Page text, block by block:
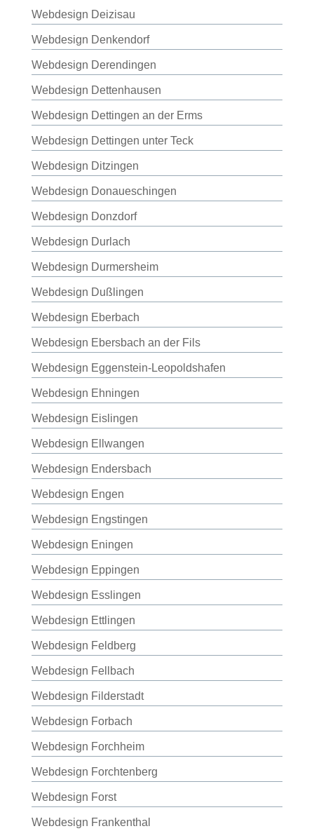
Webdesign Deizisau
Webdesign Denkendorf
Webdesign Derendingen
Webdesign Dettenhausen
Webdesign Dettingen an der Erms
Webdesign Dettingen unter Teck
Webdesign Ditzingen
Webdesign Donaueschingen
Webdesign Donzdorf
Webdesign Durlach
Webdesign Durmersheim
Webdesign Dußlingen
Webdesign Eberbach
Webdesign Ebersbach an der Fils
Webdesign Eggenstein-Leopoldshafen
Webdesign Ehningen
Webdesign Eislingen
Webdesign Ellwangen
Webdesign Endersbach
Webdesign Engen
Webdesign Engstingen
Webdesign Eningen
Webdesign Eppingen
Webdesign Esslingen
Webdesign Ettlingen
Webdesign Feldberg
Webdesign Fellbach
Webdesign Filderstadt
Webdesign Forbach
Webdesign Forchheim
Webdesign Forchtenberg
Webdesign Forst
Webdesign Frankenthal